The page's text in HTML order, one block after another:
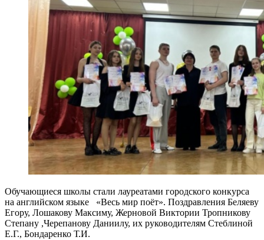
Обучающиеся школы стали лауреатами городского конкурса
на английском языке «Весь мир поёт». Поздравления Беляеву
Егору, Лошакову Максиму, Жерновой Виктории Тропникову
Степану ,Черепанову Даниилу, их руководителям Стеблиной
Е.Г., Бондаренко Т.И.